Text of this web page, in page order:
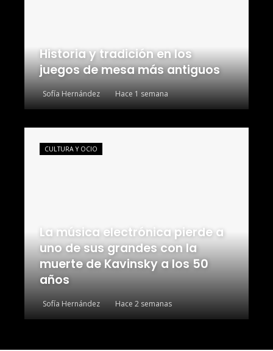
Historia y tradición en los
juegos de mesa más antiguos
Sofía Hernández Hace 1 semana
CULTURA Y OCIO
La música electrónica pierde a
uno de sus grandes con la
muerte de Kavinsky a los 50
años
Sofía Hernández Hace 2 semanas